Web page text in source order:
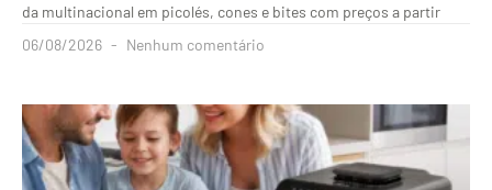
da multinacional em picolés, cones e bites com preços a partir
06/08/2026
Nenhum comentário